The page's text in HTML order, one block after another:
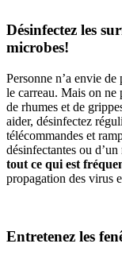
Désinfectez les
microbes!
Personne n’a envie
le carreau. Mais on ne
de rhumes et de
aider, désinfectez
télécommandes et
désinfectantes ou
tout ce qui est
propagation des virus
Entretenez les